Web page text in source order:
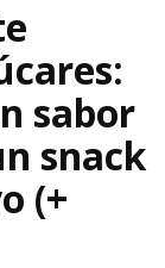
sabor
snack
(+